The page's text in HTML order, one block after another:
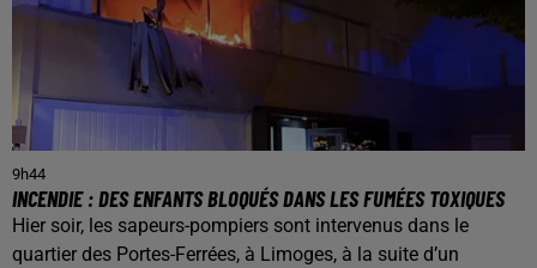
9h44
INCENDIE : DES ENFANTS BLOQUÉS DANS LES FUMÉES TOXIQUES
Hier soir, les sapeurs-pompiers sont intervenus dans le
quartier des Portes-Ferrées, à Limoges, à la suite d’un